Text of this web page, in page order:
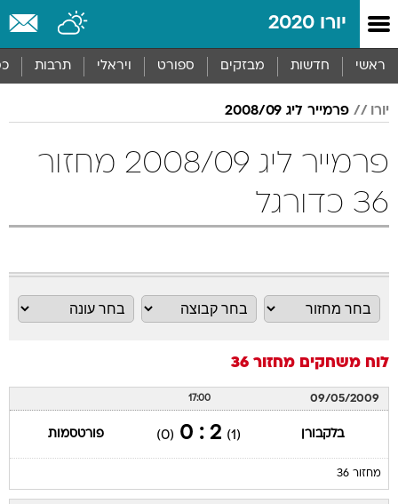
יורו 2020
ראשי חדשות מבזקים ספורט ויראלי תרבות
יורו פרמייר ליג 2008/09
פרמייר ליג 2008/09 מחזור
36 כדורגל
לוח משחקים מחזור 36
09/05/2009
17:00
בלקבורן (1)
2 : 0
(0) פורטסמות
מחזור 36